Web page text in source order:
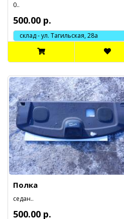
0..
500.00 р.
склад - ул. Тагильская, 28а
Полка
седан..
500.00 р.